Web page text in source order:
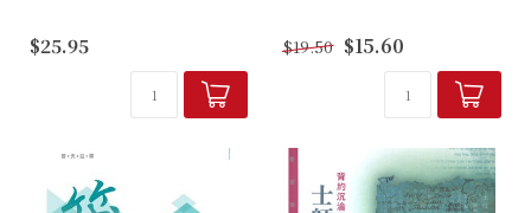
書中的詞彙豐富無比，句式變
化多端，尤其是象喻的使用，
在先知書中絕對是出類拔萃。
以賽亞的神學，深刻地刻畫出
$25.95
卷裡，傳達了上帝對灰心喪志
的以色列百姓的疾聲呼喚──
你們可以靠近我一點啊！
$19.50 $15.60